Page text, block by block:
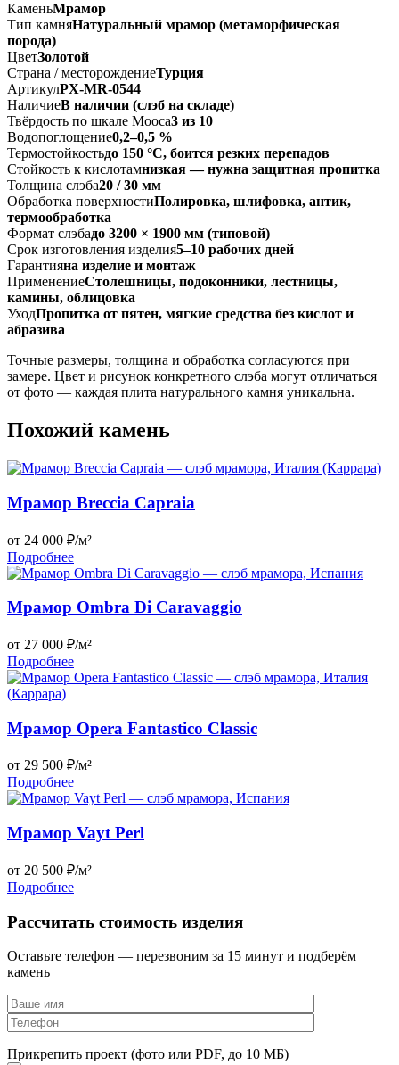
КаменьМрамор
Тип камняНатуральный мрамор (метаморфическая
порода)
ЦветЗолотой
Страна / месторождениеТурция
АртикулPX-MR-0544
НаличиеВ наличии (слэб на складе)
Твёрдость по шкале Мооса3 из 10
Водопоглощение0,2–0,5 %
Термостойкостьдо 150 °C, боится резких перепадов
Стойкость к кислотамнизкая — нужна защитная пропитка
Толщина слэба20 / 30 мм
Обработка поверхностиПолировка, шлифовка, антик,
термообработка
Формат слэбадо 3200 × 1900 мм (типовой)
Срок изготовления изделия5–10 рабочих дней
Гарантияна изделие и монтаж
ПрименениеСтолешницы, подоконники, лестницы,
камины, облицовка
УходПропитка от пятен, мягкие средства без кислот и
абразива
Точные размеры, толщина и обработка согласуются при
замере. Цвет и рисунок конкретного слэба могут отличаться
от фото — каждая плита натурального камня уникальна.
Похожий камень
Мрамор Breccia Capraia
от 24 000 ₽/м²
Подробнее
Мрамор Ombra Di Caravaggio
от 27 000 ₽/м²
Подробнее
Мрамор Opera Fantastico Classic
от 29 500 ₽/м²
Подробнее
Мрамор Vayt Perl
от 20 500 ₽/м²
Подробнее
Рассчитать стоимость изделия
Оставьте телефон — перезвоним за 15 минут и подберём
камень
Прикрепить проект (фото или PDF, до 10 МБ)